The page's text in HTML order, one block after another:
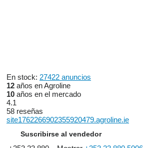
En stock: 27422 anuncios
12 años en Agroline
10 años en el mercado
4.1
58 reseñas
site1762266902355920479.agroline.ie
Suscribirse al vendedor